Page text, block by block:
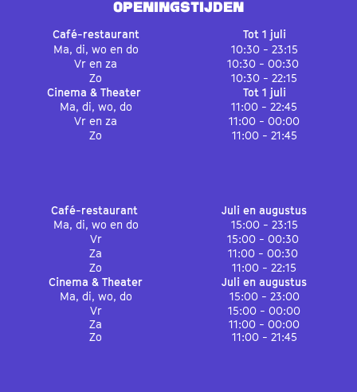
OPENINGSTIJDEN
Café-restaurant
Tot 1 juli
Ma, di, wo en do
10:30 - 23:15
Vr en za
10:30 - 00:30
Zo
10:30 - 22:15
Cinema & Theater
Tot 1 juli
Ma, di, wo, do
11:00 - 22:45
Vr en za
11:00 - 00:00
Zo
11:00 - 21:45
Café-restaurant
Juli en augustus
Ma, di, wo en do
15:00 - 23:15
Vr
15:00 - 00:30
Za
11:00 - 00:30
Zo
11:00 - 22:15
Cinema & Theater
Juli en augustus
Ma, di, wo, do
15:00 - 23:00
Vr
15:00 - 00:00
Za
11:00 - 00:00
Zo
11:00 - 21:45